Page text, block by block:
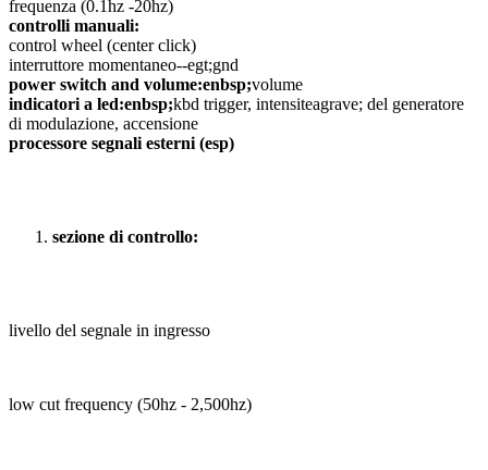
frequenza (0.1hz -20hz)
controlli manuali:
control wheel (center click)
interruttore momentaneo--egt;gnd
power switch and volume:enbsp;volume
indicatori a led:enbsp;kbd trigger, intensiteagrave; del generatore
di modulazione, accensione
processore segnali esterni (esp)
sezione di controllo:
livello del segnale in ingresso
low cut frequency (50hz - 2,500hz)